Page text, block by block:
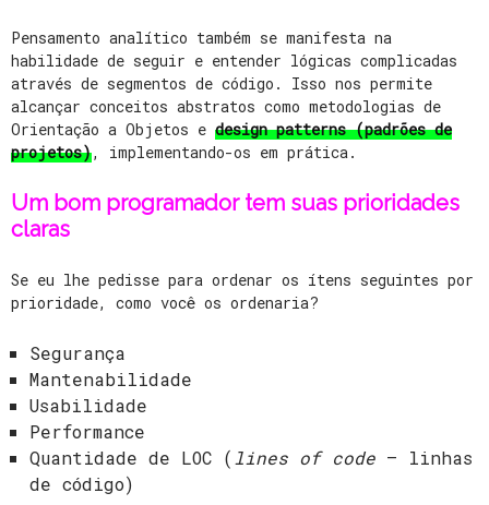
Pensamento analítico também se manifesta na
habilidade de seguir e entender lógicas complicadas
através de segmentos de código. Isso nos permite
alcançar conceitos abstratos como metodologias de
Orientação a Objetos e design patterns (padrões de
projetos), implementando-os em prática.
Um bom programador tem suas prioridades
claras
Se eu lhe pedisse para ordenar os ítens seguintes por
prioridade, como você os ordenaria?
Segurança
Mantenabilidade
Usabilidade
Performance
Quantidade de LOC ( lines of code – linhas
de código)